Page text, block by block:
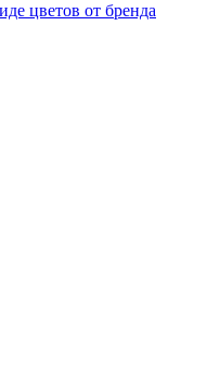
цветов от бренда